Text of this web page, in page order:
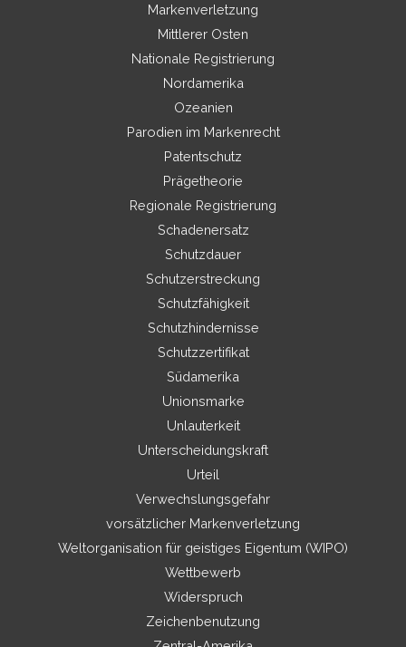
Markenverletzung
Mittlerer Osten
Nationale Registrierung
Nordamerika
Ozeanien
Parodien im Markenrecht
Patentschutz
Prägetheorie
Regionale Registrierung
Schadenersatz
Schutzdauer
Schutzerstreckung
Schutzfähigkeit
Schutzhindernisse
Schutzzertifikat
Südamerika
Unionsmarke
Unlauterkeit
Unterscheidungskraft
Urteil
Verwechslungsgefahr
vorsätzlicher Markenverletzung
Weltorganisation für geistiges Eigentum (WIPO)
Wettbewerb
Widerspruch
Zeichenbenutzung